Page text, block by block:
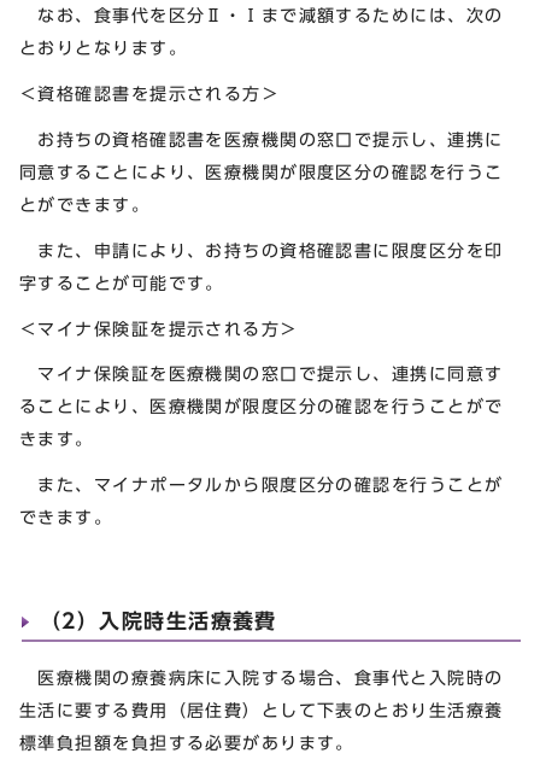
なお、食事代を区分Ⅱ・Ⅰまで減額するためには、次の
とおりとなります。
＜資格確認書を提示される方＞
お持ちの資格確認書を医療機関の窓口で提示し、連携に
同意することにより、医療機関が限度区分の確認を行うこ
とができます。
また、申請により、お持ちの資格確認書に限度区分を印
字することが可能です。
＜マイナ保険証を提示される方＞
マイナ保険証を医療機関の窓口で提示し、連携に同意す
ることにより、医療機関が限度区分の確認を行うことがで
きます。
また、マイナポータルから限度区分の確認を行うことが
できます。
（2）入院時生活療養費
医療機関の療養病床に入院する場合、食事代と入院時の
生活に要する費用（居住費）として下表のとおり生活療養
標準負担額を負担する必要があります。